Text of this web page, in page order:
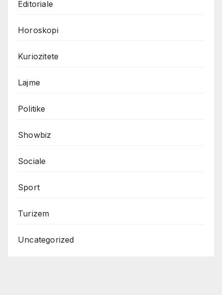
Editoriale
Horoskopi
Kuriozitete
Lajme
Politike
Showbiz
Sociale
Sport
Turizem
Uncategorized